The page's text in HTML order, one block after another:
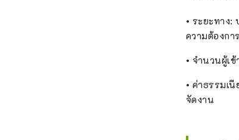
• ระยะทาง:
ความต้องกา
• จำนวนผู้เ
• ค่าธรรมเ
จัดงาน